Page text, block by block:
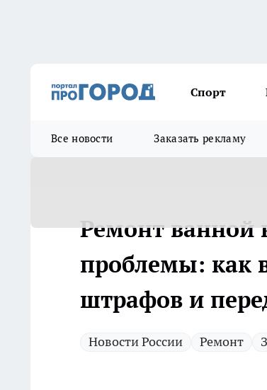
Спорт
Все новости Заказать рекламу
Ремонт ванной
проблемы: как
штрафов и
Новости России Ремонт